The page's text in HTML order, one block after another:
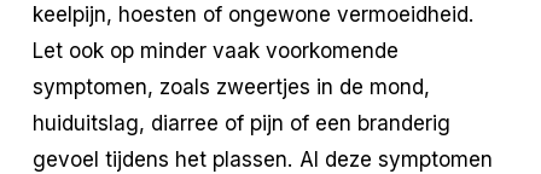
keelpijn, hoesten of ongewone vermoeidheid.
Let ook op minder vaak voorkomende
symptomen, zoals zweertjes in de mond,
huiduitslag, diarree of pijn of een branderig
gevoel tijdens het plassen. Al deze symptomen